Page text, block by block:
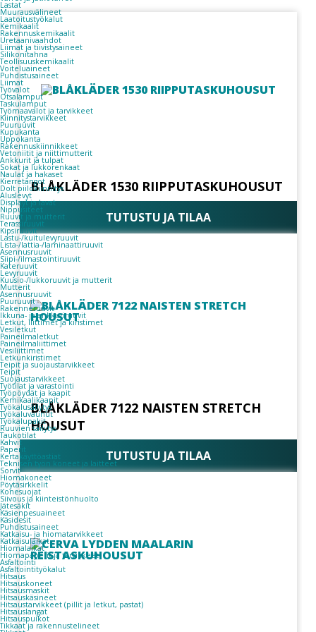
Lastat
Muurausvälineet
Laatoitustyökalut
Kemikaalit
Rakennuskemikaalit
Uretaanivaahdot
Liimat ja tiivistysaineet
Silikonitahna
Teollisuuskemikaalit
Voiteluaineet
Puhdistusaineet
Liimat
Työvalot
Otsalamput
Taskulamput
Työmaavalot ja tarvikkeet
Kiinnitys­tarvikkeet
Puuruuvit
Kupukanta
Uppokanta
Rakennuskiinnikkeet
Vetoniitit ja niittimutterit
Ankkurit ja tulpat
Sokat ja lukkorenkaat
Naulat ja hakaset
Kierretangot
Dolt piilokiinnitys
Aluslevyt
Displayt ja lavat
Nippusiteet
Ruuvit ja mutterit
Terassiruuvit
Kipsiruuvit
Lastu-/kuitulevyruuvit
Lista-/lattia-/laminaattiruuvit
Asennusruuvit
Siipi-/ilmastointiruuvit
Kateruuvit
Levyruuvit
Kuusio-/lukkoruuvit ja mutterit
Mutterit
Asennusruuvit
Puuruuvit
Rakenneruuvit
Ikkuna- ja ankkuriruuvit
Letkut, liittimet ja kiristimet
Vesiletkut
Paineilmaletkut
Paineilmaliittimet
Vesiliittimet
Letkunkiristimet
Teipit ja suojaustarvikkeet
Teipit
Suojaustarvikkeet
Työtilat ja varastointi
Työpöydät ja kaapit
Kemikaalikaapit
Työkalusäilytys
Työkaluvaunut
Työkalupakit
Ruuvien säilytys
Taukotilat
Kahvit
Paperit
Kertakäyttöastiat
Teknisen työn koneet ja laitteet
Sorvit
Hiomakoneet
Pöytäsirkkelit
Konesuojat
Siivous ja kiinteistönhuolto
Jätesäkit
Käsienpesuaineet
Käsidesit
Puhdistusaineet
Katkaisu- ja hiomatarvikkeet
Katkaisulaikat
Hiomalaikat
Hiomapaperit ja tarvikkeet
Asfaltointi
Asfaltointityökalut
Hitsaus
Hitsauskoneet
Hitsausmaskit
Hitsauskäsineet
Hitsaustarvikkeet (pillit ja letkut, pastat)
Hitsauslangat
Hitsauspuikot
Tikkaat ja rakennustelineet
BLÅKLÄDER 1530 RIIPPUTASKUHOUSUT
TUTUSTU JA TILAA
BLÅKLÄDER 7122 NAISTEN STRETCH
HOUSUT
TUTUSTU JA TILAA